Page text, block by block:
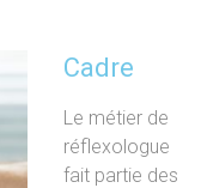
Cadre
Le métier de
réflexologue
fait partie des